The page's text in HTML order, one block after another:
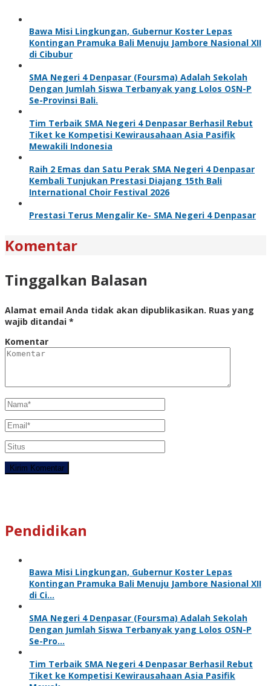
Bawa Misi Lingkungan, Gubernur Koster Lepas
Kontingan Pramuka Bali Menuju Jambore Nasional XII
di Cibubur
SMA Negeri 4 Denpasar (Foursma) Adalah Sekolah
Dengan Jumlah Siswa Terbanyak yang Lolos OSN-P
Se-Provinsi Bali.
Tim Terbaik SMA Negeri 4 Denpasar Berhasil Rebut
Tiket ke Kompetisi Kewirausahaan Asia Pasifik
Mewakili Indonesia
Raih 2 Emas dan Satu Perak SMA Negeri 4 Denpasar
Kembali Tunjukan Prestasi Diajang 15th Bali
International Choir Festival 2026
Prestasi Terus Mengalir Ke- SMA Negeri 4 Denpasar
Komentar
Tinggalkan Balasan
Alamat email Anda tidak akan dipublikasikan. Ruas yang
wajib ditandai *
Komentar
Pendidikan
Bawa Misi Lingkungan, Gubernur Koster Lepas
Kontingan Pramuka Bali Menuju Jambore Nasional XII
di Ci…
SMA Negeri 4 Denpasar (Foursma) Adalah Sekolah
Dengan Jumlah Siswa Terbanyak yang Lolos OSN-P
Se-Pro…
Tim Terbaik SMA Negeri 4 Denpasar Berhasil Rebut
Tiket ke Kompetisi Kewirausahaan Asia Pasifik